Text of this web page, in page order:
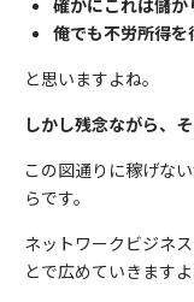
確かにこれは儲か
俺でも不労所得を
と思いますよね。
しかし残念ながら、
この図通りに稼げな
らです。
ネットワークビジネ
とで広めていきますよ